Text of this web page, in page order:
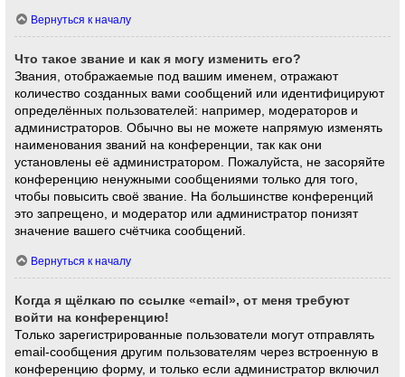
Вернуться к началу
Что такое звание и как я могу изменить его?
Звания, отображаемые под вашим именем, отражают
количество созданных вами сообщений или идентифицируют
определённых пользователей: например, модераторов и
администраторов. Обычно вы не можете напрямую изменять
наименования званий на конференции, так как они
установлены её администратором. Пожалуйста, не засоряйте
конференцию ненужными сообщениями только для того,
чтобы повысить своё звание. На большинстве конференций
это запрещено, и модератор или администратор понизят
значение вашего счётчика сообщений.
Вернуться к началу
Когда я щёлкаю по ссылке «email», от меня требуют
войти на конференцию!
Только зарегистрированные пользователи могут отправлять
email-сообщения другим пользователям через встроенную в
конференцию форму, и только если администратор включил